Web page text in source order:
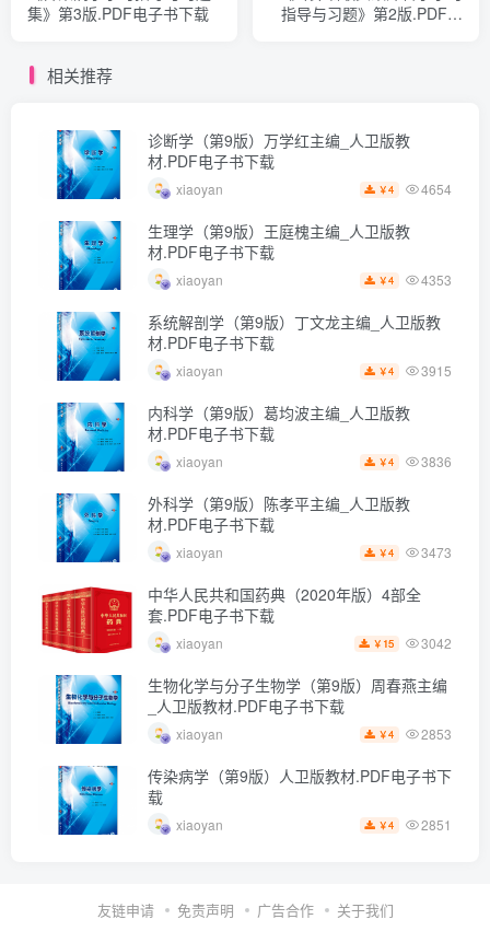
集》第3版.PDF电子书下载
指导与习题》第2版.PDF电
相关推荐
诊断学（第9版）万学红主编_人卫版教
材.PDF电子书下载
xiaoyan ￥4 4654
生理学（第9版）王庭槐主编_人卫版教
材.PDF电子书下载
xiaoyan ￥4 4353
系统解剖学（第9版）丁文龙主编_人卫版教
材.PDF电子书下载
xiaoyan ￥4 3915
内科学（第9版）葛均波主编_人卫版教
材.PDF电子书下载
xiaoyan ￥4 3836
外科学（第9版）陈孝平主编_人卫版教
材.PDF电子书下载
xiaoyan ￥4 3473
中华人民共和国药典（2020年版）4部全
套.PDF电子书下载
xiaoyan ￥ 15 3042
生物化学与分子生物学（第9版）周春燕主编
_人卫版教材.PDF电子书下载
xiaoyan ￥4 2853
传染病学（第9版）人卫版教材.PDF电子书下
载
xiaoyan ￥4 2851
友链申请 免责声明 广告合作 关于我们